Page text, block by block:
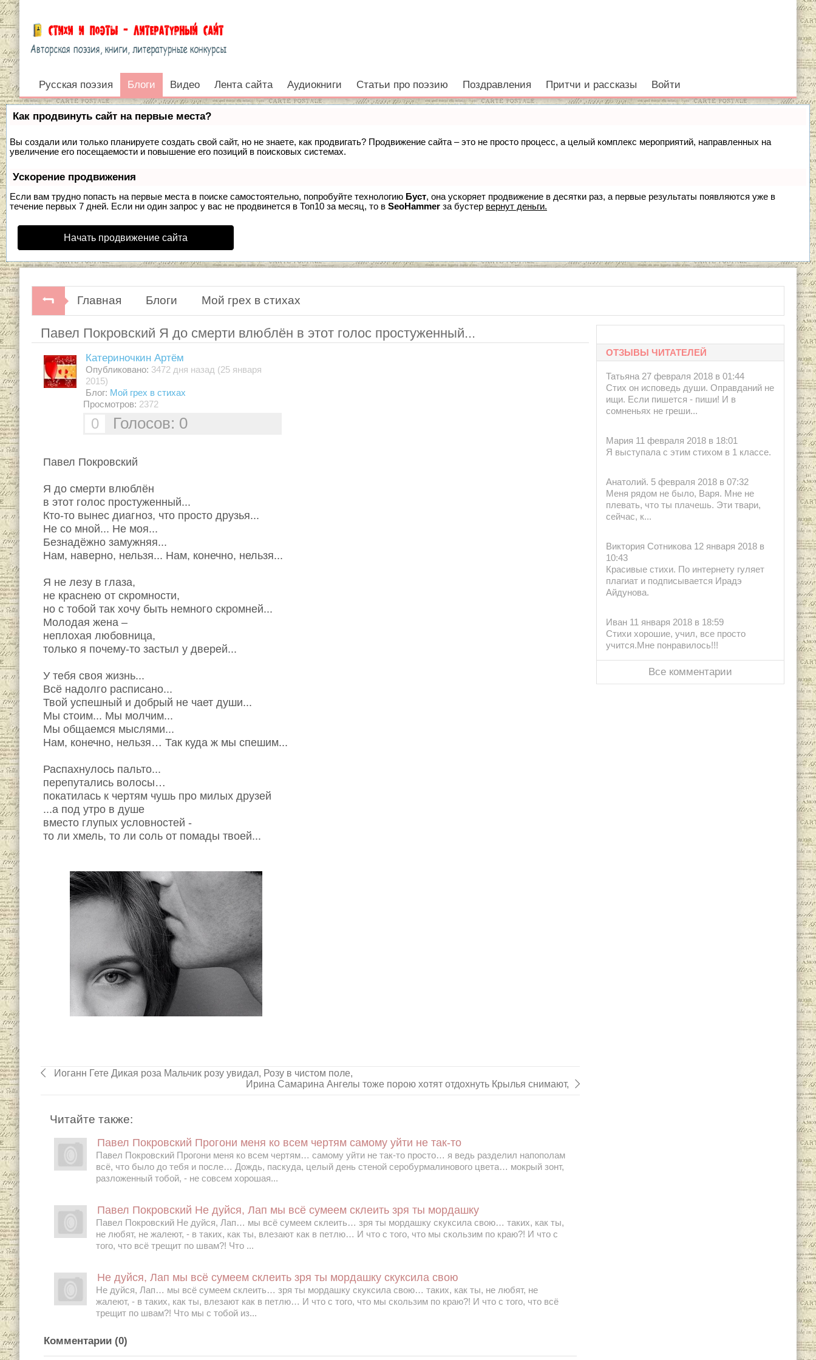
Блоги
Войти
Русская поэзия Блоги Видео Лента сайта Аудиокниги Статьи про поэзию Поздравления Притчи и рассказы Войти
Как продвинуть сайт на первые места?
Вы создали или только планируете создать свой сайт, но не знаете, как продвигать? Продвижение сайта – это не просто процесс, а целый комплекс мероприятий, направленных на
увеличение его посещаемости и повышение его позиций в поисковых системах.
Ускорение продвижения
Если вам трудно попасть на первые места в поиске самостоятельно, попробуйте технологию Буст, она ускоряет продвижение в десятки раз, а первые результаты появляются уже в
течение первых 7 дней. Если ни один запрос у вас не продвинется в Топ10 за месяц, то в SeoHammer за бустер вернут деньги.
Начать продвижение сайта
Главная Блоги Мой грех в стихах
Павел Покровский Я до смерти влюблён в этот голос простуженный...
Катериночкин Артём
Опубликовано: 3472 дня назад (25 января
2015)
Блог: Мой грех в стихах
Просмотров: 2372
0 Голосов: 0
Павел Покровский
Я до смерти влюблён
в этот голос простуженный...
Кто-то вынес диагноз, что просто друзья...
Не со мной... Не моя...
Безнадёжно замужняя...
Нам, наверно, нельзя... Нам, конечно, нельзя...
Я не лезу в глаза,
не краснею от скромности,
но с тобой так хочу быть немного скромней...
Молодая жена –
неплохая любовница,
только я почему-то застыл у дверей...
У тебя своя жизнь...
Всё надолго расписано...
Твой успешный и добрый не чает души...
Мы стоим... Мы молчим...
Мы общаемся мыслями...
Нам, конечно, нельзя… Так куда ж мы спешим...
Распахнулось пальто...
перепутались волосы…
покатилась к чертям чушь про милых друзей
...а под утро в душе
вместо глупых условностей -
то ли хмель, то ли соль от помады твоей...
Иоганн Гете Дикая роза Мальчик розу увидал, Розу в чистом поле,
Ирина Самарина Ангелы тоже порою хотят отдохнуть Крылья снимают,
Читайте также:
Павел Покровский Прогони меня ко всем чертям самому уйти не так-то
Павел Покровский Прогони меня ко всем чертям… самому уйти не так-то просто… я ведь разделил напополам
всё, что было до тебя и после… Дождь, паскуда, целый день стеной серобурмалинового цвета… мокрый зонт,
разложенный тобой, - не совсем хорошая...
Павел Покровский Не дуйся, Лап мы всё сумеем склеить зря ты мордашку
Павел Покровский Не дуйся, Лап… мы всё сумеем склеить… зря ты мордашку скуксила свою… таких, как ты,
не любят, не жалеют, - в таких, как ты, влезают как в петлю… И что с того, что мы скользим по краю?! И что с
того, что всё трещит по швам?! Что ...
Не дуйся, Лап мы всё сумеем склеить зря ты мордашку скуксила свою
Не дуйся, Лап… мы всё сумеем склеить… зря ты мордашку скуксила свою… таких, как ты, не любят, не
жалеют, - в таких, как ты, влезают как в петлю… И что с того, что мы скользим по краю?! И что с того, что всё
трещит по швам?! Что мы с тобой из...
Комментарии (0)
ОТЗЫВЫ ЧИТАТЕЛЕЙ
Татьяна 27 февраля 2018 в 01:44
Стих он исповедь души. Оправданий не
ищи. Если пишется - пиши! И в
сомненьях не греши...
Мария 11 февраля 2018 в 18:01
Я выступала с этим стихом в 1 классе.
Анатолий. 5 февраля 2018 в 07:32
Меня рядом не было, Варя. Мне не
плевать, что ты плачешь. Эти твари,
сейчас, к...
Виктория Сотникова 12 января 2018 в
10:43
Красивые стихи. По интернету гуляет
плагиат и подписывается Ирадэ
Айдунова.
Иван 11 января 2018 в 18:59
Стихи хорошие, учил, все просто
учится.Мне понравилось!!!
Все комментарии